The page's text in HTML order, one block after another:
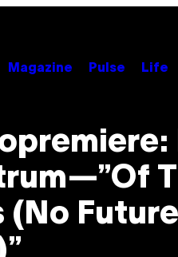
Magazine Pulse Life
(No